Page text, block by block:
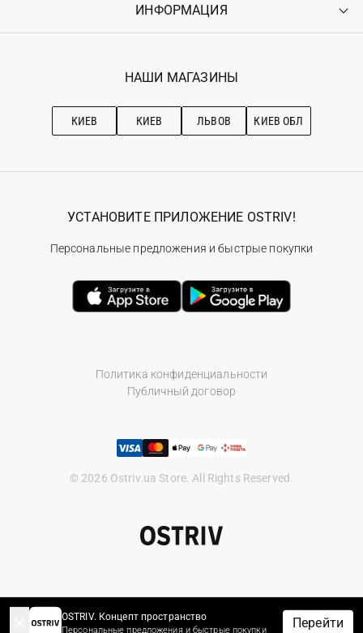
Возврат
Гарантия
Войти
Ostriv Club+
ИНФОРМАЦИЯ
Наши магазини
Рекомендации по уходу
НАШИ МАГАЗИНЫ
КИЕВ КИЕВ ЛЬВОВ КИЕВ ОБЛ
Политика конфиденциальности
Публичный договор
© 2026 Ostriv.ua Store. All Rights Reserved.
УСТАНОВИТЕ ПРИЛОЖЕНИЕ OSTRIV!
Персональные предложения и быстрые покупки
OSTRIV. Концепт пространство
Персональные предложения и быстрые покупки Перейти